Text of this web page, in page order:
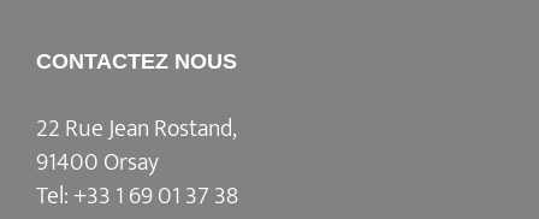
CONTACTEZ NOUS
22 Rue Jean Rostand,
91400 Orsay
Tel:+33 1 69 01 37 38